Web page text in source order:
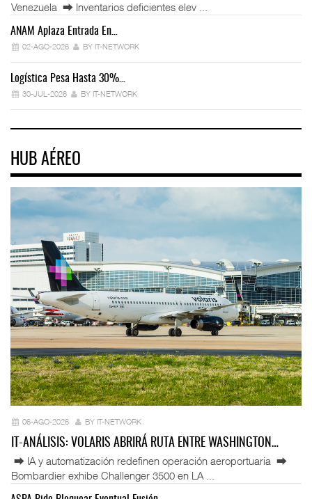
Venezuela ⮕ Inventarios deficientes elev ...
ANAM Aplaza Entrada En…
02-AGO-2026 BY IT-NETWORK
Logística Pesa Hasta 30%…
30-JUL-2026 BY IT-NETWORK
HUB AÉREO
06-AGO-2026 BY IT-NETWORK
IT-ANÁLISIS: VOLARIS ABRIRÁ RUTA ENTRE WASHINGTON…
⮕ IA y automatización redefinen operación aeroportuaria ⮕
Bombardier exhibe Challenger 3500 en LA ...